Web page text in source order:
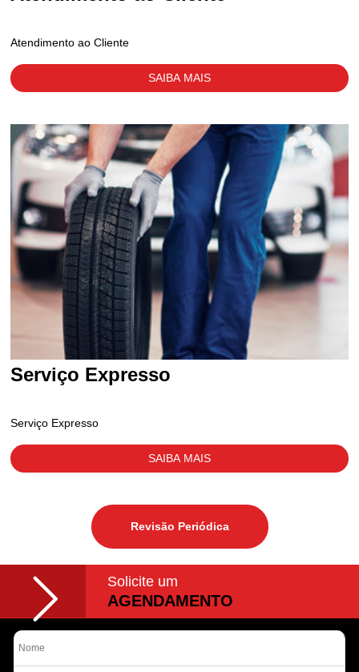
Atendimento ao Cliente
SAIBA MAIS
Serviço Expresso
Serviço Expresso
SAIBA MAIS
Revisão Periódica
Solicite um
AGENDAMENTO